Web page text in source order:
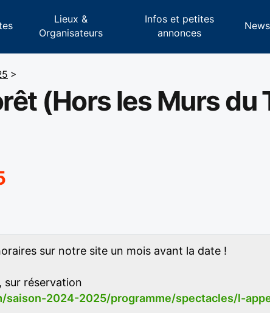
Lieux &
Organisateurs
Infos et petites
annonces
>
(Hors les Murs du
sur notre site un mois avant la date !
sur réservation
saison-2024-2025/programme/spectacles/l-